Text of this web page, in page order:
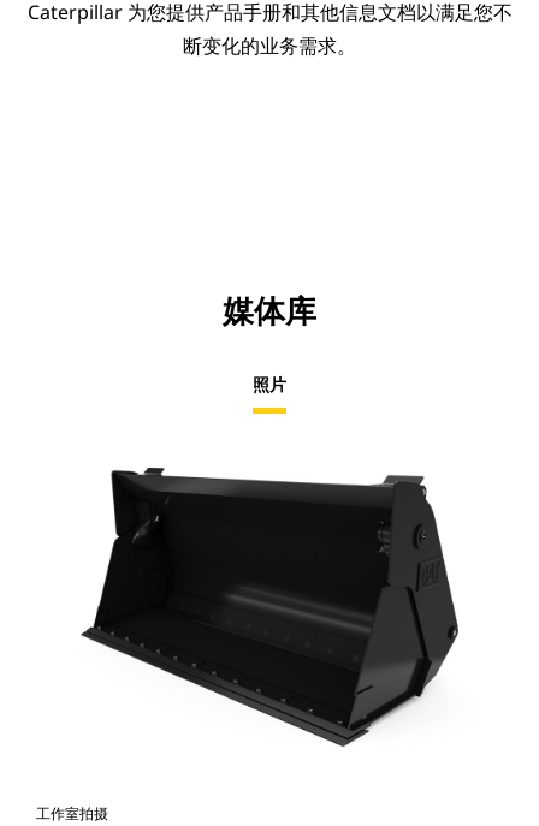
Caterpillar 为您提供产品手册和其他信息文档以满足您不
断变化的业务需求。
媒体库
照片
工作室拍摄